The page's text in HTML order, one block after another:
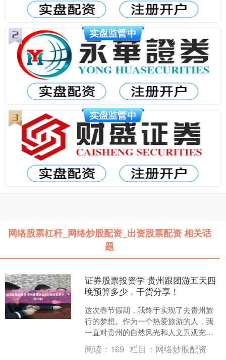
网络股票杠杆_网络炒股配资_出资股票配资 相关话
题
证券股票投资学 贵州跟团游五天四
晚预算多少，干货分享！
这次春节假期，我终于实现了去贵州旅
行的梦想。作为一个热爱旅游的人，我
一直对贵州的自然风光和人文景观充满
了向往。经过朋友的推荐证券股票投资
学，我找到了当地的优秀导....
阅读： 169 栏目： 网络炒股配资